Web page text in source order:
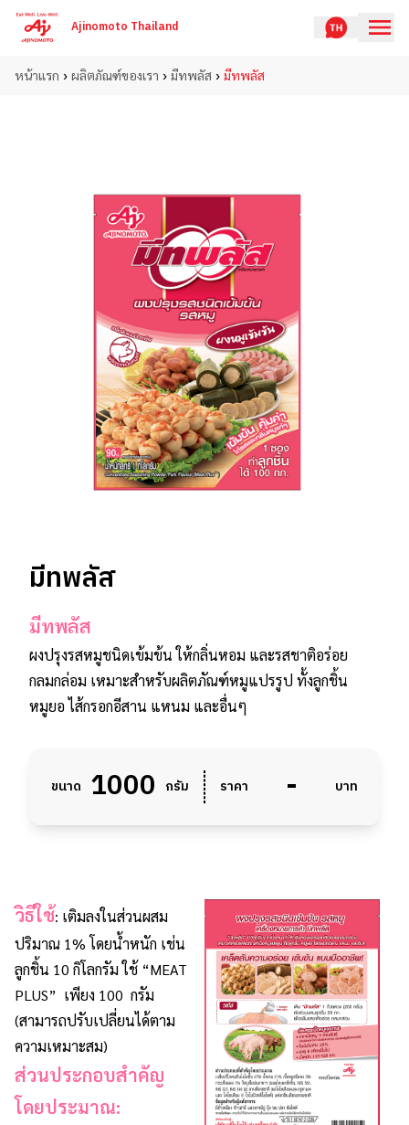
Ajinomoto Thailand
หน้าแรก › ผลิตภัณฑ์ของเรา › มีทพลัส › มีทพลัส
มีทพลัส
มีทพลัส
ผงปรุงรสหมูชนิดเข้มข้น ให้กลิ่นหอม และรสชาติอร่อย
กลมกล่อม เหมาะสำหรับผลิตภัณฑ์หมูแปรรูป ทั้งลูกชิ้น
หมูยอ ไส้กรอกอีสาน แหนม และอื่นๆ
ขนาด 1000 กรัม ราคา - บาท
วิธีใช้: เติมลงในส่วนผสม
ปริมาณ 1% โดยน้ำหนัก เช่น
ลูกชิ้น 10 กิโลกรัม ใช้ “MEAT
PLUS” เพียง 100 กรัม
(สามารถปรับเปลี่ยนได้ตาม
ความเหมาะสม)
ส่วนประกอบสำคัญ
โดยประมาณ: